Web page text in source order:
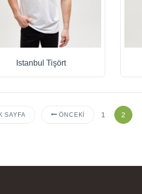
Istanbul Tişört
SAYFA ÖNCEKI 1 2